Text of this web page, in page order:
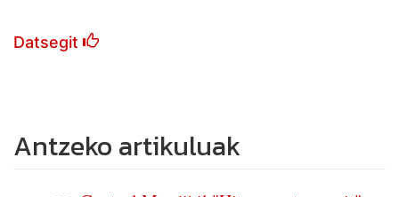
Datsegit
Antzeko artikuluak